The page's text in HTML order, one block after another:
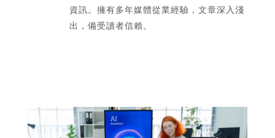
資訊。擁有多年媒體從業經驗，文章深入淺
出，備受讀者信賴。